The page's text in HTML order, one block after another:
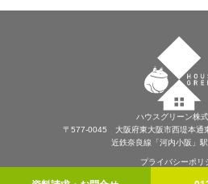
ハウスグリーン株
〒577-0045 大阪府東大阪市西堤本
近鉄奈良線「河内小阪」
プライバシーポリ